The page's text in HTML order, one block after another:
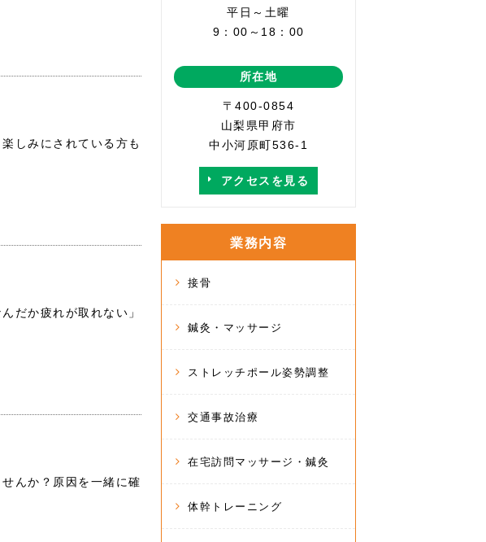
しみにされている方も
だか疲れが取れない」
んか？原因を一緒に確
平日～土曜
9：00～18：00
所在地
〒400-0854
山梨県甲府市
中小河原町536-1
アクセスを見る
業務内容
接骨
鍼灸・マッサージ
ストレッチポール姿勢調整
交通事故治療
在宅訪問マッサージ・鍼灸
体幹トレーニング